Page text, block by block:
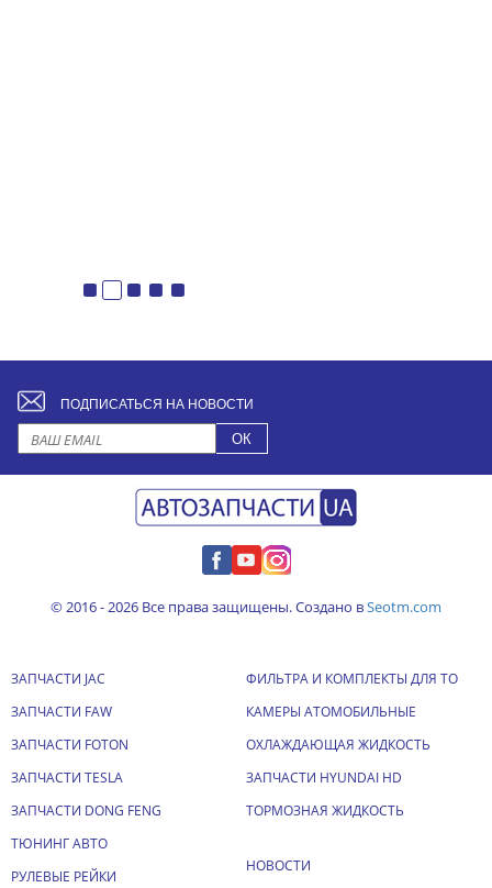
ПОДПИСАТЬСЯ НА НОВОСТИ
© 2016 - 2026 Все права защищены. Создано вSeotm.com
ЗАПЧАСТИ JAC
ЗАПЧАСТИ FAW
ЗАПЧАСТИ FOTON
ЗАПЧАСТИ TESLA
ЗАПЧАСТИ DONG FENG
ТЮНИНГ АВТО
РУЛЕВЫЕ РЕЙКИ
ФИЛЬТРА И КОМПЛЕКТЫ ДЛЯ ТО
КАМЕРЫ АТОМОБИЛЬНЫЕ
ОХЛАЖДАЮЩАЯ ЖИДКОСТЬ
ЗАПЧАСТИ HYUNDAI HD
ТОРМОЗНАЯ ЖИДКОСТЬ
НОВОСТИ